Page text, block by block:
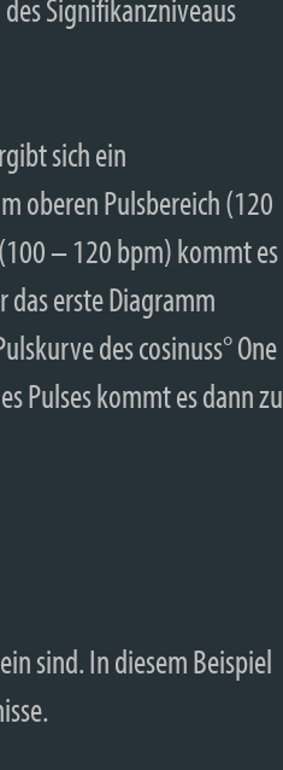
Signifikanzniveaus
sich ein
oberen Pulsbereich (120
– 120 bpm) kommt es
erste Diagramm
des cosinuss° One
Pulses kommt es dann zu
sind. In diesem Beispiel